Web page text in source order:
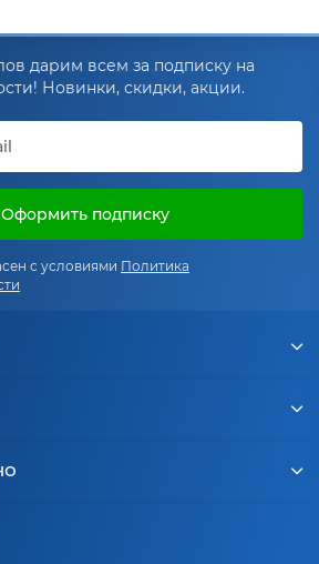
дарим всем за подписку на
Новинки, скидки, акции.
Оформить подписку
с условиями Политика